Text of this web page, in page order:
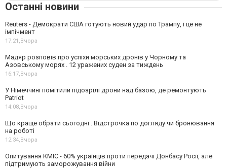
Останні новини
Reuters - Демократи США готують новий удар по Трампу, і це не
імпічмент
17:21,Вчора
Мадяр розповів про успіхи морських дронів у Чорному та
Азовському морях . 12 уражених суден за тиждень
16:17,Вчора
У Німеччині помітили підозрілі дрони над базою, де ремонтують
Patriot
14:08,Вчора
Що краще обрати сьогодні . Відстрочка по догляду чи бронювання
на роботі
12:34,Вчора
Опитування КМІС - 60% українців проти передачі Донбасу Росії, але
підтримують заморожування війни